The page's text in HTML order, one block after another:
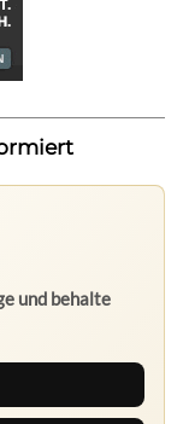
und behalte